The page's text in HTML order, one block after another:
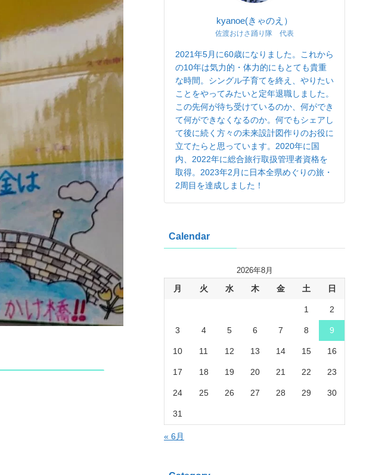
kyanoe(きゃのえ）
佐渡おけさ踊り隊 代表
2021年5月に60歳になりました。これから
の10年は気力的・体力的にもとても貴重
な時間。シングル子育てを終え、やりたい
ことをやってみたいと定年退職しました。
この先何が待ち受けているのか、何ができ
て何ができなくなるのか。何でもシェアし
て後に続く方々の未来設計図作りのお役に
立てたらと思っています。2020年に国
内、2022年に総合旅行取扱管理者資格を
取得。2023年2月に日本全県めぐりの旅・
2周目を達成しました！
Calendar
2026年8月
月 火 水 木 金 土 日
1 2
3 4 5 6 7 8 9
10 11 12 13 14 15 16
17 18 19 20 21 22 23
24 25 26 27 28 29 30
31
« 6月